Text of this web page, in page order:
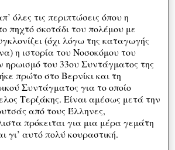
όλες τις περιπτώσεις όπου η
πηχτό σκοτάδι του πολέμου με
(όχι λόγω της καταγωγής
η ιστορία του Νοσοκόμου του
ηρωισμό του 33ου Συντάγματος της
πρώτο στο Βερνίκι και τη
Συντάγματος για το οποίο
Τερζάκης. Είναι αμέσως μετά την
από τους Έλληνες,
πρόκειται για μια μέρα γεμάτη
γι’ αυτό πολύ κουραστική.